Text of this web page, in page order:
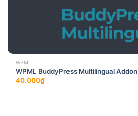
WPML
WPML BuddyPress Multilingual Addon
40.000₫